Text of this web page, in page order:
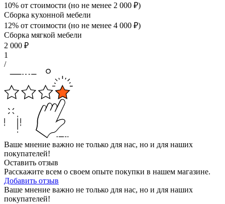
10% от стоимости (но не менее 2 000 ₽)
Сборка кухонной мебели
12% от стоимости (но не менее 4 000 ₽)
Сборка мягкой мебели
2 000 ₽
1
/
Ваше мнение важно не только для нас, но и для наших
покупателей!
Оставить отзыв
Расскажите всем о своем опыте покупки в нашем магазине.
Добавить отзыв
Ваше мнение важно не только для нас, но и для наших
покупателей!